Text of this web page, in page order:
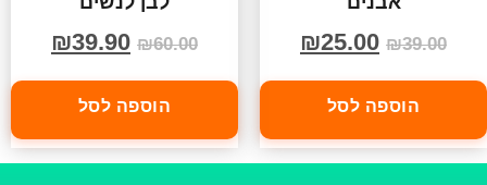
₪39.00
₪25.00
הוספה לסל
₪60.00
₪39.90
הוספה לסל